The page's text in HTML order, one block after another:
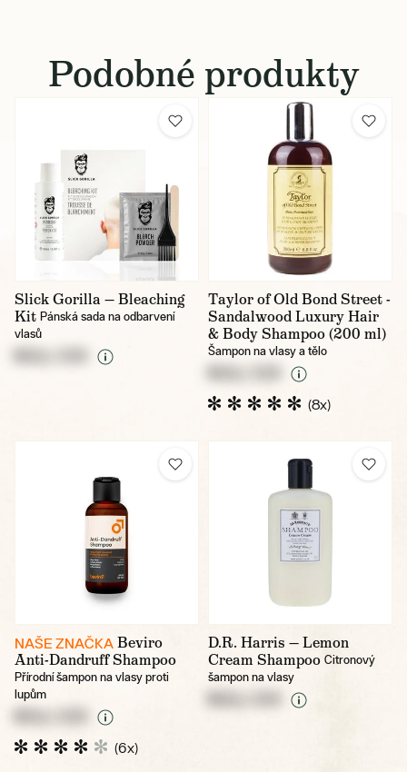
Podobné produkty
Slick Gorilla — Bleaching
Kit Pánská sada na odbarvení
vlasů
Taylor of Old Bond Street -
Sandalwood Luxury Hair
& Body Shampoo (200 ml)
Šampon na vlasy a tělo
(8x)
NAŠE ZNAČKA Beviro
Anti-Dandruff Shampoo
Přírodní šampon na vlasy proti
lupům
(6x)
D.R. Harris — Lemon
Cream Shampoo Citronový
šampon na vlasy